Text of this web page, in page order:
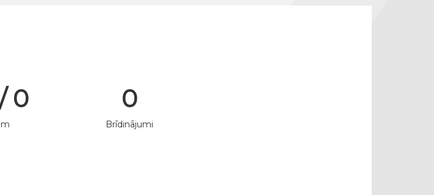
0 0
Brīdinājumi